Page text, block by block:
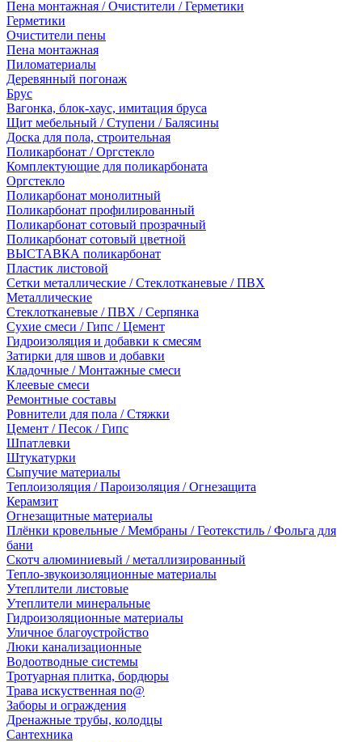
Пена монтажная / Очистители / Герметики
Герметики
Очистители пены
Пена монтажная
Пиломатериалы
Деревянный погонаж
Брус
Вагонка, блок-хаус, имитация бруса
Щит мебельный / Ступени / Балясины
Доска для пола, строительная
Поликарбонат / Оргстекло
Комплектующие для поликарбоната
Оргстекло
Поликарбонат монолитный
Поликарбонат профилированный
Поликарбонат сотовый прозрачный
Поликарбонат сотовый цветной
ВЫСТАВКА поликарбонат
Пластик листовой
Сетки металлические / Стеклотканевые / ПВХ
Металлические
Стеклотканевые / ПВХ / Серпянка
Сухие смеси / Гипс / Цемент
Гидроизоляция и добавки к смесям
Затирки для швов и добавки
Кладочные / Монтажные смеси
Клеевые смеси
Ремонтные составы
Ровнители для пола / Стяжки
Цемент / Песок / Гипс
Шпатлевки
Штукатурки
Сыпучие материалы
Теплоизоляция / Пароизоляция / Огнезащита
Керамзит
Огнезащитные материалы
Плёнки кровельные / Мембраны / Геотекстиль / Фольга для
бани
Скотч алюминиевый / металлизированный
Тепло-звукоизоляционные материалы
Утеплители листовые
Утеплители минеральные
Гидроизоляционные материалы
Уличное благоустройство
Люки канализационные
Водоотводные системы
Тротуарная плитка, бордюры
Трава искуственная no@
Заборы и ограждения
Дренажные трубы, колодцы
Сантехника